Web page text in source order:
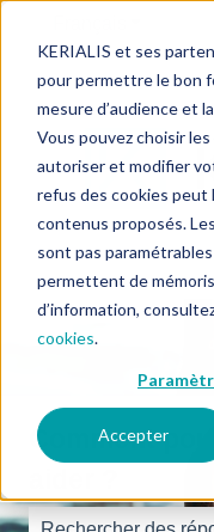
KERIALIS et ses
pour permettre le bon
mesure d’audience et
Vous pouvez choisir
autoriser et modifier
refus des cookies
contenus proposés.
sont pas
permettent de
d’information,
cookies.
Accepter
Comment